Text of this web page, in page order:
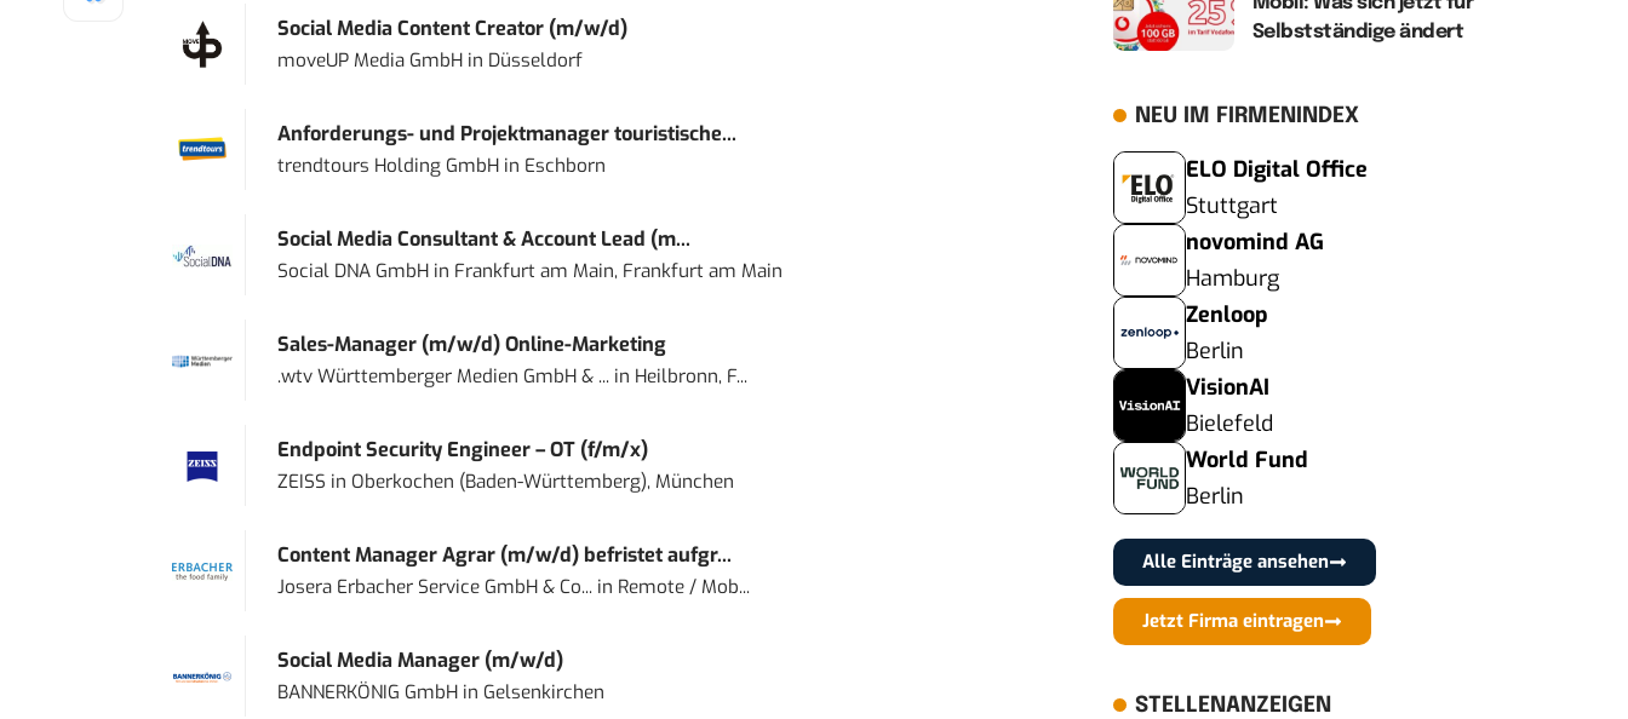
Social Media Content Creator (m/w/d)
moveUP Media GmbHin Düsseldorf
Anforderungs- und Projektmanager touristische...
trendtours Holding GmbHin Eschborn
Social Media Consultant & Account Lead (m...
Social DNA GmbHin Frankfurt am Main, Frankfurt am Main
Sales-Manager (m/w/d) Online-Marketing
.wtv Württemberger Medien GmbH & ...in Heilbronn, F...
Endpoint Security Engineer – OT (f/m/x)
ZEISS in Oberkochen (Baden-Württemberg), München
Content Manager Agrar (m/w/d) befristet aufgr...
Josera Erbacher Service GmbH & Co...in Remote / Mob...
Social Media Manager (m/w/d)
BANNERKÖNIG GmbHin Gelsenkirchen
Selbstständige ändert
NEU IM FIRMENINDEX
ELO Digital Office
Stuttgart
novomind AG
Hamburg
Zenloop
Berlin
VisionAI
Bielefeld
World Fund
Berlin
Alle Einträge ansehen
Jetzt Firma eintragen
STELLENANZEIGEN